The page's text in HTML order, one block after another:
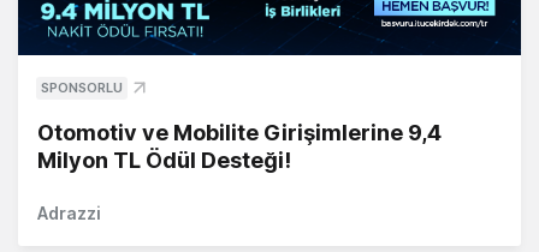
SPONSORLU
Otomotiv ve Mobilite Girişimlerine 9,4
Milyon TL Ödül Desteği!
Adrazzi